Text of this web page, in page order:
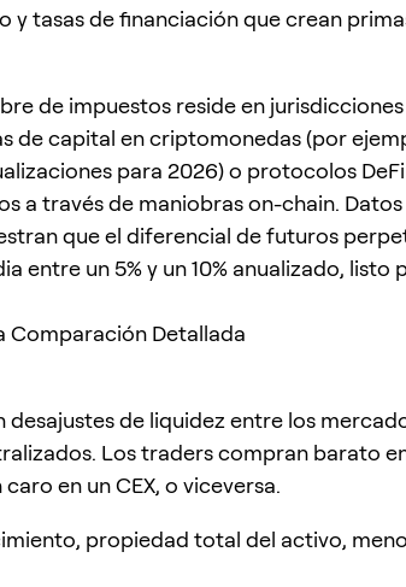
y tasas de financiación que crean
de impuestos reside en jurisdicciones
de capital en criptomonedas (por
para 2026) o protocolos
a través de maniobras on-chain. Datos
que el diferencial de futuros
entre un 5% y un 10% anualizado, listo
Comparación Detallada
de liquidez entre los
Los traders compran barato
en un CEX, o viceversa.
propiedad total del activo,